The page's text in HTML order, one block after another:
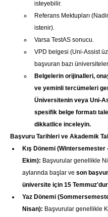
isteyebilir.
Referans Mektupları
istenir).
Varsa TestAS sonucu.
VPD belgesi (Uni-Assist
başvuran bazı
Belgelerin orijinalleri,
ve yeminli tercümeleri
Üniversitenin veya Uni-
spesifik belge formatı
dikkatlice inceleyin.
Başvuru Tarihleri ve Akademik
Kış Dönemi (Wintersemester
Ekim): Başvurular genellikle
aylarında başlar ve son
üniversite için 15 Temmuz'dur
Yaz Dönemi
Nisan): Başvurular genellikle